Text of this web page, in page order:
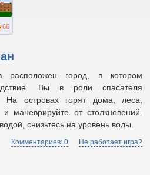
расположен город, в котором
Вы в роли спасателя
На островах горят дома, леса,
маневрируйте от столкновений.
снизьтесь на уровень воды.
Комментариев: 0 Не работает игра?
66